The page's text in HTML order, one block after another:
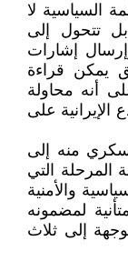
السياسية لا
تتحول إلى
إشارات
يمكن قراءة
أنه محاولة
الإيرانية على
منه إلى
التي
والأمنية
لمضمونه
إلى ثلاث